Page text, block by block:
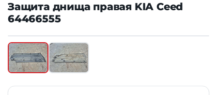
Защита днища правая KIA Ceed
64466555
Б/У В НАЛИЧИИ